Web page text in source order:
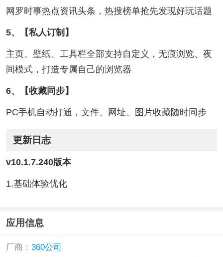
网罗时事热点资讯头条，热搜榜单抢先发现好玩话题
5、【私人订制】
主页、壁纸、工具栏全部支持自定义，无痕浏览、夜
间模式，打造专属自己的浏览器
6、【收藏同步】
PC手机自动打通，文件、网址、图片收藏随时同步
更新日志
v10.1.7.240版本
1.基础体验优化
应用信息
厂商： 360公司